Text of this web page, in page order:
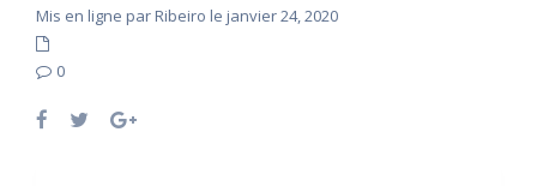
Mis en ligne par Ribeiro le janvier 24, 2020
0